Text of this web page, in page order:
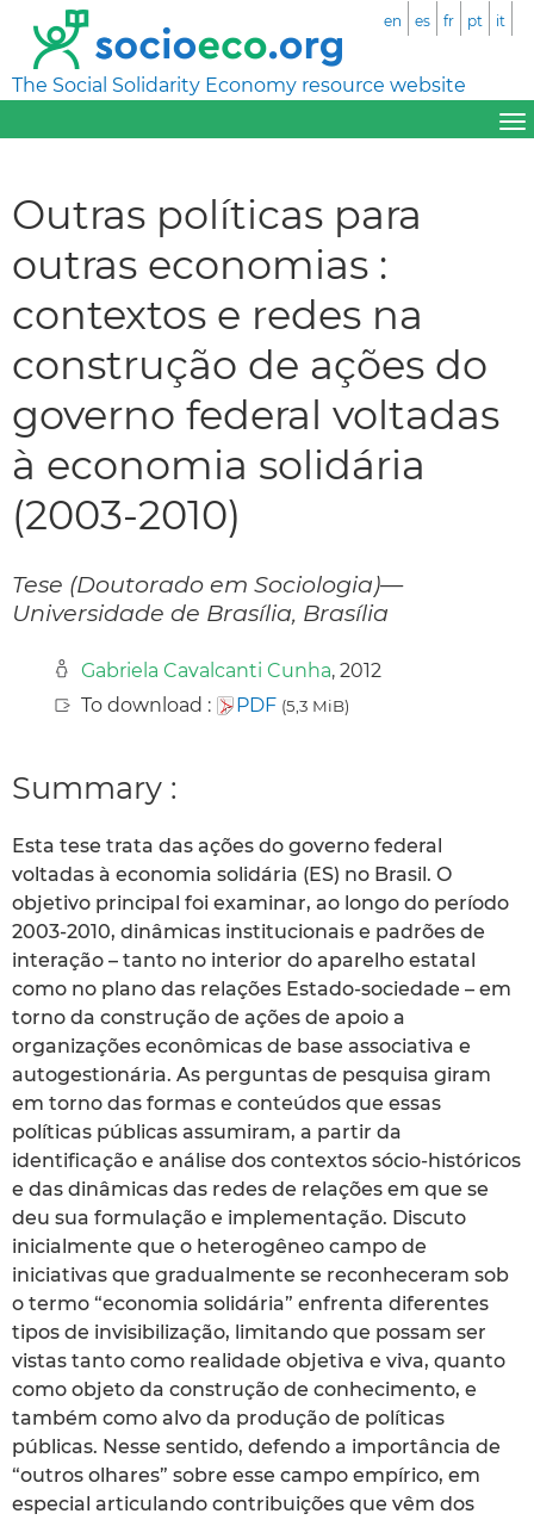
The Social Solidarity Economy resource website
en es fr pt it
Outras políticas para
outras economias :
contextos e redes na
construção de ações do
governo federal voltadas
à economia solidária
(2003-2010)
Tese (Doutorado em Sociologia)—
Universidade de Brasília, Brasília
Gabriela Cavalcanti Cunha, 2012
To download :
PDF (5,3 MiB)
Summary :
Esta tese trata das ações do governo federal
voltadas à economia solidária (ES) no Brasil. O
objetivo principal foi examinar, ao longo do período
2003-2010, dinâmicas institucionais e padrões de
interação – tanto no interior do aparelho estatal
como no plano das relações Estado-sociedade – em
torno da construção de ações de apoio a
organizações econômicas de base associativa e
autogestionária. As perguntas de pesquisa giram
em torno das formas e conteúdos que essas
políticas públicas assumiram, a partir da
identificação e análise dos contextos sócio-históricos
e das dinâmicas das redes de relações em que se
deu sua formulação e implementação. Discuto
inicialmente que o heterogêneo campo de
iniciativas que gradualmente se reconheceram sob
o termo “economia solidária” enfrenta diferentes
tipos de invisibilização, limitando que possam ser
vistas tanto como realidade objetiva e viva, quanto
como objeto da construção de conhecimento, e
também como alvo da produção de políticas
públicas. Nesse sentido, defendo a importância de
“outros olhares” sobre esse campo empírico, em
especial articulando contribuições que vêm dos